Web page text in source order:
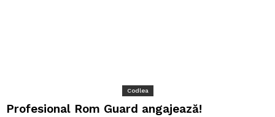
Codlea
Profesional Rom Guard angajează!